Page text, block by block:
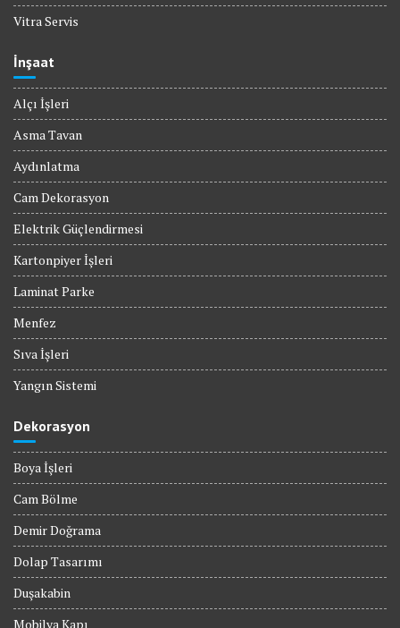
Vitra Servis
İnşaat
Alçı İşleri
Asma Tavan
Aydınlatma
Cam Dekorasyon
Elektrik Güçlendirmesi
Kartonpiyer İşleri
Laminat Parke
Menfez
Sıva İşleri
Yangın Sistemi
Dekorasyon
Boya İşleri
Cam Bölme
Demir Doğrama
Dolap Tasarımı
Duşakabin
Mobilya Kapı